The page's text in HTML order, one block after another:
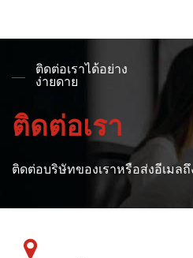
ติดต่อเราได้อย่าง
ง่ายดาย
ติดต่อเรา
ติดต่อบริษัทของเราหรือส่งอีเมลถึ